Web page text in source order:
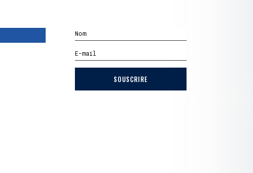
SOUSCRIRE